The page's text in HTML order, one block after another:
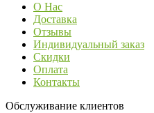
О Нас
Доставка
Отзывы
Индивидуальный заказ
Скидки
Оплата
Контакты
Обслуживание клиентов